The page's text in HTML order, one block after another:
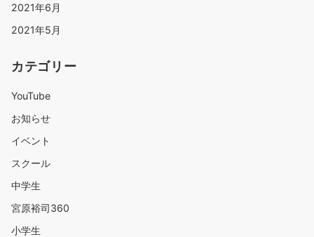
2021年6月
2021年5月
カテゴリー
YouTube
お知らせ
イベント
スクール
中学生
宮原裕司360
小学生